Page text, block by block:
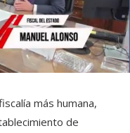
más humana,
de